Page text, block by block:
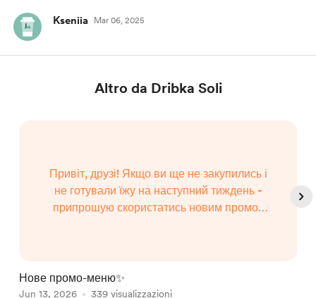
Kseniia Mar 06, 2025
Altro da Dribka Soli
Привіт, друзі! Якщо ви ще не закупились і
не готували їжу на наступний тиждень -
припрошую скористатись новим промо-
Нове промо-меню✨
Jun 13, 2026 339 visualizzazioni